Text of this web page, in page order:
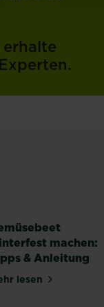
machen:
& Anleitung
lesen
über